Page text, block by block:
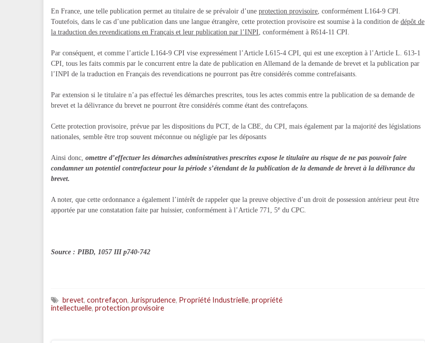
En France, une telle publication permet au titulaire de se prévaloir d’une protection provisoire, conformément L164-9 CPI.
Toutefois, dans le cas d’une publication dans une langue étrangère, cette protection provisoire est soumise à la condition de dépôt de
la traduction des revendications en Français et leur publication par l’INPI, conformément à R614-11 CPI.
Par conséquent, et comme l’article L164-9 CPI vise expressément l’Article L615-4 CPI, qui est une exception à l’Article L. 613-1
CPI, tous les faits commis par le concurrent entre la date de publication en Allemand de la demande de brevet et la publication par
l’INPI de la traduction en Français des revendications ne pourront pas être considérés comme contrefaisants.
Par extension si le titulaire n’a pas effectué les démarches prescrites, tous les actes commis entre la publication de sa demande de
brevet et la délivrance du brevet ne pourront être considérés comme étant des contrefaçons.
Cette protection provisoire, prévue par les dispositions du PCT, de la CBE, du CPI, mais également par la majorité des législations
nationales, semble être trop souvent méconnue ou négligée par les déposants
Ainsi donc, omettre d’effectuer les démarches administratives prescrites expose le titulaire au risque de ne pas pouvoir faire
condamner un potentiel contrefacteur pour la période s’étendant de la publication de la demande de brevet à la délivrance du
brevet.
A noter, que cette ordonnance a également l’intérêt de rappeler que la preuve objective d’un droit de possession antérieur peut être
apportée par une constatation faite par huissier, conformément à l’Article 771, 5e du CPC.
Source : PIBD, 1057 III p740-742
brevet, contrefaçon, Jurisprudence, Propriété Industrielle, propriété
intellectuelle, protection provisoire